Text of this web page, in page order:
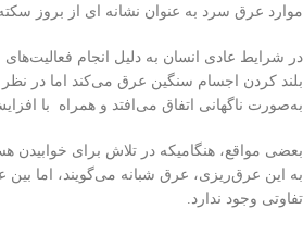
موارد عرق سرد به عنوان نشانه ای از بروز
در شرایط عادی انسان به دلیل انجام فعالیت‌های
بلند کردن اجسام سنگین عرق می‌کند اما در
به‌صورت ناگهانی اتفاق می‌افتد و همراه با
بعضی مواقع، هنگامیکه در تلاش برای خوابیدن
به این عرق‌ریزی، عرق شبانه می‌گویند، اما
تفاوتی وجود ندارد.